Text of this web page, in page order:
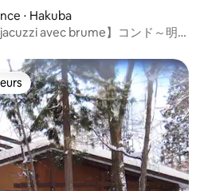
⋅ Hakuba
avec brume】コンド～明
les plus appréciés